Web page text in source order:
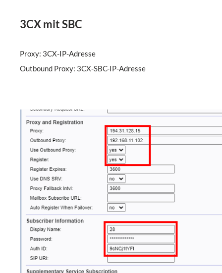
3CX mit SBC
Proxy: 3CX-IP-Adresse
Outbound Proxy: 3CX-SBC-IP-Adresse